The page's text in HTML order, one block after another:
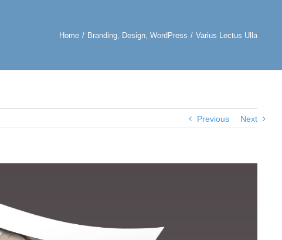
Home / Branding Design WordPress / Varius Lectus Ulla
Previous Next